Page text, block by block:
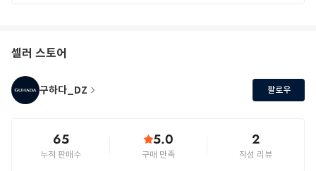
셀러 스토어
구하다_DZ 팔로우
65
누적 판매수
5.0
구매 만족
2
작성 리뷰